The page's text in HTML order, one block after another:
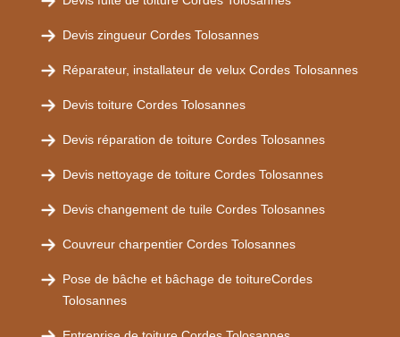
Devis zingueur Cordes Tolosannes
Réparateur, installateur de velux Cordes Tolosannes
Devis toiture Cordes Tolosannes
Devis réparation de toiture Cordes Tolosannes
Devis nettoyage de toiture Cordes Tolosannes
Devis changement de tuile Cordes Tolosannes
Couvreur charpentier Cordes Tolosannes
Pose de bâche et bâchage de toitureCordes
Tolosannes